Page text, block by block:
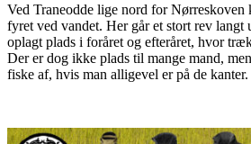
Ved Traneodde lige nord for Nørreskoven
fyret ved vandet. Her går et stort rev langt
oplagt plads i foråret og efteråret, hvor
Der er dog ikke plads til mange mand,
fiske af, hvis man alligevel er på de kanter.